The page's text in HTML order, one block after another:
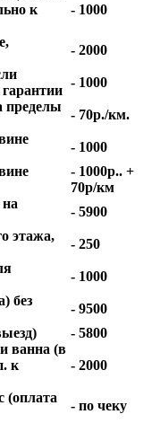
к
- 1000
- 2000
- 1000
пределы
- 70р./км.
- 1000
- 1000р.. +
70р/км
- 5900
этажа,
- 250
- 1000
без
- 9500
- 5800
ванна (в
к
- 2000
(оплата
- по чеку